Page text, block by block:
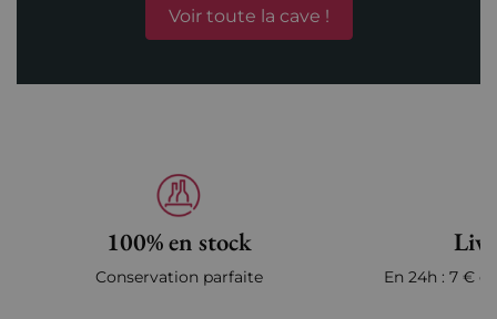
Voir toute la cave !
100% en stock
Conservation parfaite En 24h : 7 €